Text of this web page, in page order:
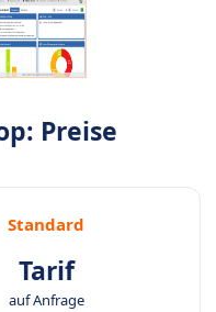
Preise
Standard
Tarif
auf Anfrage